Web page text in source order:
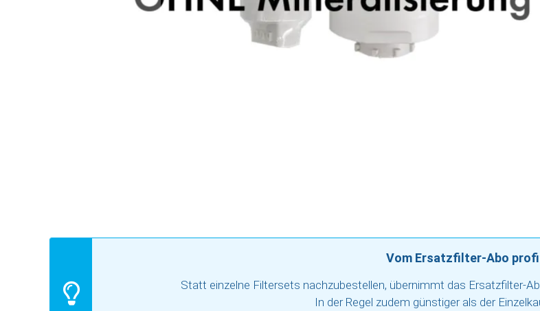
Vom Ersatzfilter-Abo
Statt einzelne Filtersets nachzubestellen, übernimmt das Ersatzfilter-
In der Regel zudem günstiger als der